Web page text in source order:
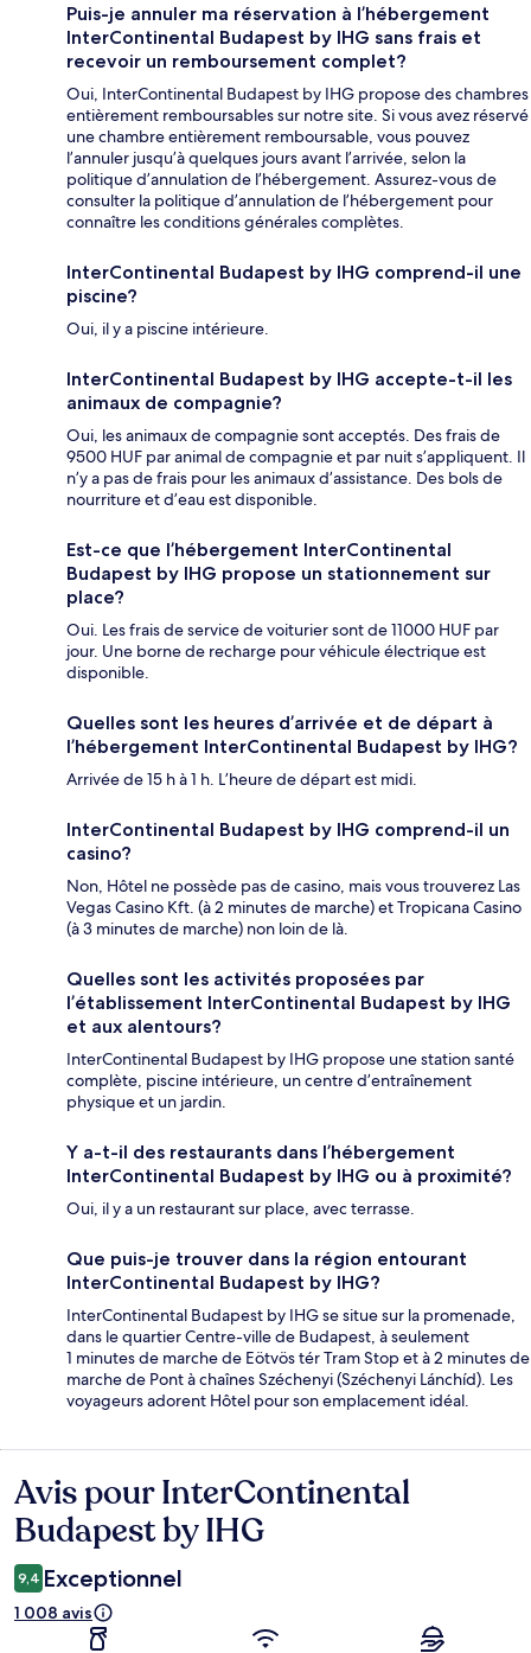
Puis-je annuler ma réservation à l’hébergement
InterContinental Budapest by IHG sans frais et
recevoir un remboursement complet?
Oui, InterContinental Budapest by IHG propose des chambres
entièrement remboursables sur notre site. Si vous avez réservé
une chambre entièrement remboursable, vous pouvez
l’annuler jusqu’à quelques jours avant l’arrivée, selon la
politique d’annulation de l’hébergement. Assurez-vous de
consulter la politique d’annulation de l’hébergement pour
connaître les conditions générales complètes.
InterContinental Budapest by IHG comprend-il une
piscine?
Oui, il y a piscine intérieure.
InterContinental Budapest by IHG accepte-t-il les
animaux de compagnie?
Oui, les animaux de compagnie sont acceptés. Des frais de
9500 HUF par animal de compagnie et par nuit s’appliquent. Il
n’y a pas de frais pour les animaux d’assistance. Des bols de
nourriture et d’eau est disponible.
Est-ce que l’hébergement InterContinental
Budapest by IHG propose un stationnement sur
place?
Oui. Les frais de service de voiturier sont de 11000 HUF par
jour. Une borne de recharge pour véhicule électrique est
disponible.
Quelles sont les heures d’arrivée et de départ à
l’hébergement InterContinental Budapest by IHG?
Arrivée de 15 h à 1 h. L’heure de départ est midi.
InterContinental Budapest by IHG comprend-il un
casino?
Non, Hôtel ne possède pas de casino, mais vous trouverez Las
Vegas Casino Kft. (à 2 minutes de marche) et Tropicana Casino
(à 3 minutes de marche) non loin de là.
Quelles sont les activités proposées par
l’établissement InterContinental Budapest by IHG
et aux alentours?
InterContinental Budapest by IHG propose une station santé
complète, piscine intérieure, un centre d’entraînement
physique et un jardin.
Y a-t-il des restaurants dans l’hébergement
InterContinental Budapest by IHG ou à proximité?
Oui, il y a un restaurant sur place, avec terrasse.
Que puis-je trouver dans la région entourant
InterContinental Budapest by IHG?
InterContinental Budapest by IHG se situe sur la promenade,
dans le quartier Centre-ville de Budapest, à seulement
1 minutes de marche de Eötvös tér Tram Stop et à 2 minutes de
marche de Pont à chaînes Széchenyi (Széchenyi Lánchíd). Les
voyageurs adorent Hôtel pour son emplacement idéal.
Avis
Avis pour InterContinental
Budapest by IHG
9,4 Exceptionnel
1 008 avis